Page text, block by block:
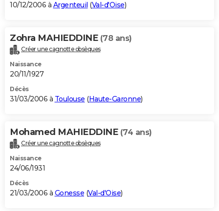
10/12/2006 à Argenteuil (Val-d'Oise)
Zohra MAHIEDDINE (78 ans)
Créer une cagnotte obsèques
Naissance
20/11/1927
Décès
31/03/2006 à Toulouse (Haute-Garonne)
Mohamed MAHIEDDINE (74 ans)
Créer une cagnotte obsèques
Naissance
24/06/1931
Décès
21/03/2006 à Gonesse (Val-d'Oise)